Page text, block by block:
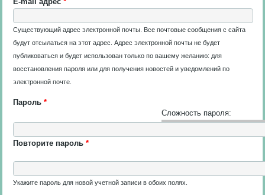
Существующий адрес электронной почты. Все почтовые сообщения с сайта
будут отсылаться на этот адрес. Адрес электронной почты не будет
публиковаться и будет использован только по вашему желанию: для
восстановления пароля или для получения новостей и уведомлений по
электронной почте.
Сложность пароля:
Пароль*
Повторите пароль*
Укажите пароль для новой учетной записи в обоих полях.